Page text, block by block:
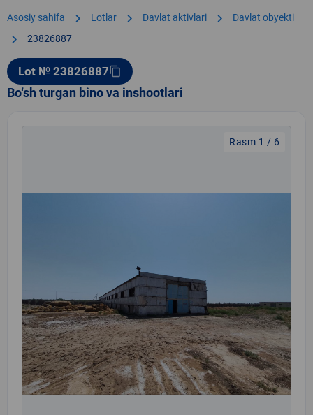
Asosiy sahifa chevron_right Lotlar chevron_right Davlat aktivlari chevron_right Davlat obyekti
chevron_right 23826887
Lot № 23826887content_copy
Bo‘sh turgan bino va inshootlari
Rasm 1 / 6